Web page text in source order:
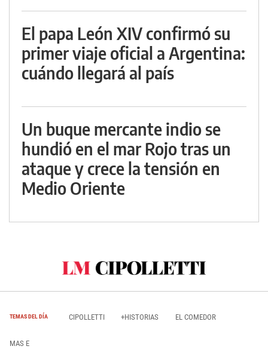
El papa León XIV confirmó su
primer viaje oficial a Argentina:
cuándo llegará al país
Un buque mercante indio se
hundió en el mar Rojo tras un
ataque y crece la tensión en
Medio Oriente
TEMAS DEL DÍA CIPOLLETTI +HISTORIAS EL COMEDOR
MAS E